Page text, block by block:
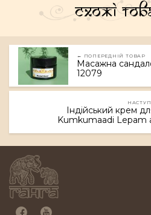
Схожі
← ПОПЕРЕДНІЙ ТОВАР
Масажна
12079
Індійський крем
Kumkumaadi Lepam